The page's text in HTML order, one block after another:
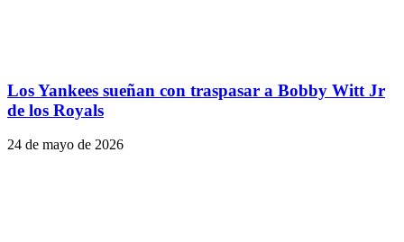
Los Yankees sueñan con traspasar a Bobby Witt Jr
de los Royals
24 de mayo de 2026